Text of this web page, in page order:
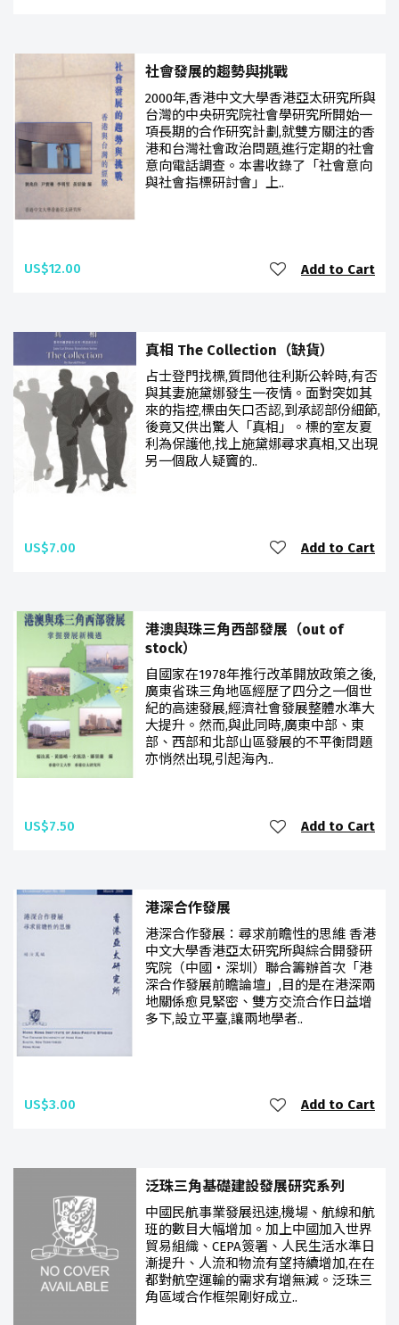
社會發展的趨勢與挑戰
2000年,香港中文大學香港亞太研究所與
台灣的中央研究院社會學研究所開始一
項長期的合作研究計劃,就雙方關注的香
港和台灣社會政治問題,進行定期的社會
意向電話調查。本書收錄了「社會意向
與社會指標研討會」上..
US$12.00 Add to Cart
真相 The Collection（缺貨）
占士登門找標,質問他往利斯公幹時,有否
與其妻施黛娜發生一夜情。面對突如其
來的指控,標由矢口否認,到承認部份細節,
後竟又供出驚人「真相」。標的室友夏
利為保護他,找上施黛娜尋求真相,又出現
另一個啟人疑竇的..
US$7.00 Add to Cart
港澳與珠三角西部發展（out of
stock）
自國家在1978年推行改革開放政策之後,
廣東省珠三角地區經歷了四分之一個世
紀的高速發展,經濟社會發展整體水準大
大提升。然而,與此同時,廣東中部、東
部、西部和北部山區發展的不平衡問題
亦悄然出現,引起海內..
US$7.50 Add to Cart
港深合作發展
港深合作發展：尋求前瞻性的思維 香港
中文大學香港亞太研究所與綜合開發研
究院（中國‧深圳）聯合籌辦首次「港
深合作發展前瞻論壇」,目的是在港深兩
地關係愈見緊密、雙方交流合作日益增
多下,設立平臺,讓兩地學者..
US$3.00 Add to Cart
泛珠三角基礎建設發展研究系列
中國民航事業發展迅速,機場、航線和航
班的數目大幅增加。加上中國加入世界
貿易組織、CEPA簽署、人民生活水準日
漸提升、人流和物流有望持續增加,在在
都對航空運輸的需求有增無減。泛珠三
角區域合作框架剛好成立..